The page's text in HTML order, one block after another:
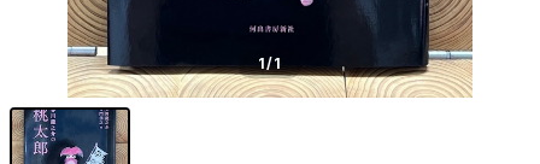
1/1